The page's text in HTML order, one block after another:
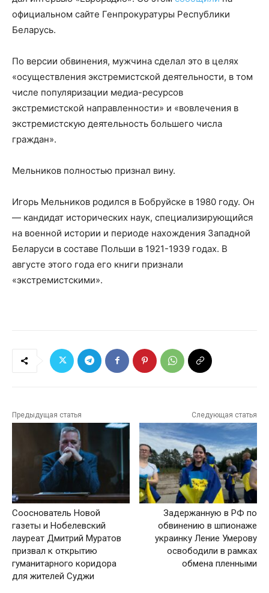
официальном сайте Генпрокуратуры Республики
Беларусь.
По версии обвинения, мужчина сделал это в целях
«осуществления экстремистской деятельности, в том
числе популяризации медиа-ресурсов
экстремистской направленности» и «вовлечения в
экстремистскую деятельность большего числа
граждан».
Мельников полностью признал вину.
Игорь Мельников родился в Бобруйске в 1980 году. Он
— кандидат исторических наук, специализирующийся
на военной истории и периоде нахождения Западной
Беларуси в составе Польши в 1921-1939 годах. В
августе этого года его книги признали
«экстремистскими».
Предыдущая статья
Сооснователь Новой
газеты и Нобелевский
лауреат Дмитрий Муратов
призвал к открытию
гуманитарного коридора
для жителей Суджи
Следующая статья
Задержанную в РФ по
обвинению в шпионаже
украинку Ление Умерову
освободили в рамках
обмена пленными